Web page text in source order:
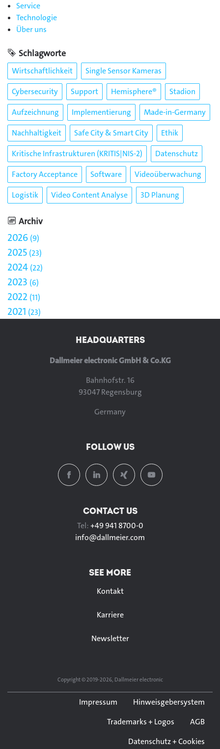
Service
Technologie
Über uns
Schlagworte
Wirtschaftlichkeit
Single Sensor Kameras
Cybersecurity
Support Hemisphere®
Stadion
Aufzeichnung
Implementierung
Made-in-Germany
Nachhaltigkeit
Safe City & Smart City
Ethik
Kritische Infrastrukturen (KRITIS|NIS-2)
Datenschutz
Factory Acceptance
Software
Videoüberwachung
Logistik
Video Content Analyse 3D Planung
Archiv
2026 9
2025 23
2024 22
2023 6
2022 11
2021 23
HEADQUARTERS
Dallmeier electronic GmbH & Co.KG
Bahnhofstr. 16
93047 Regensburg
Germany
FOLLOW US
CONTACT US
Tel:+49 941 8700-0
info@dallmeier.com
SEE MORE
Kontakt
Karriere
Newsletter
Copyright © 2019-2026, Dallmeier electronic
Impressum
Hinweisgebersystem
Trademarks + Logos
AGB
Datenschutz + Cookies